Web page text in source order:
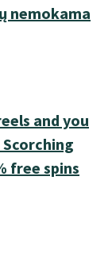
nemokama
and you
free spins